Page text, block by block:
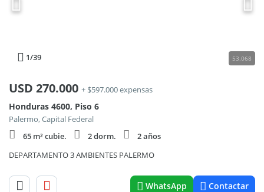
1/39 53.068
USD 270.000 + $597.000 expensas
Honduras 4600, Piso 6
Palermo, Capital Federal
65 m² cubie.
2 dorm.
2 años
DEPARTAMENTO 3 AMBIENTES PALERMO
WhatsApp Contactar